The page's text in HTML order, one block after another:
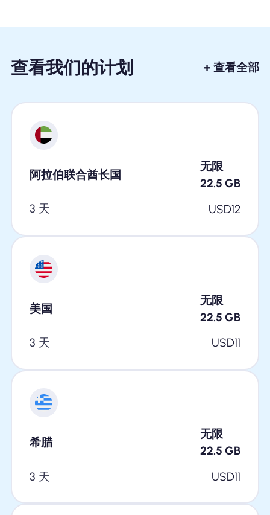
查看我们的计划 + 查看全部
阿拉伯联合酋长国
无限
22.5 GB
3 天
USD12
美国
无限
22.5 GB
3 天
USD11
希腊
无限
22.5 GB
3 天
USD11